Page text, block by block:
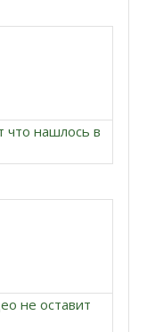
что нашлось в
не оставит